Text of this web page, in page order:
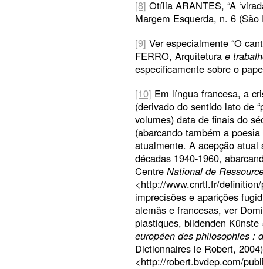
[8] Otília ARANTES, “A
Margem Esquerda, n. 6
[9] Ver especialmente “O
FERRO, Arquitetura e
especificamente sobre o
[10] Em língua francesa, a
(derivado do sentido lato de
volumes) data de finais do
(abarcando também a
atualmente. A acepção atual
décadas 1940-1960,
Centre National de
<http://www.cnrtl.fr/
imprecisões e aparições
alemãs e francesas, ver
plastiques, bildenden
européen des philosophies :
Dictionnaires le Robert,
<http://robert.bvdep.com/